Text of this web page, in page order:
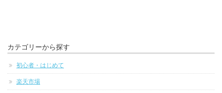
カテゴリーから探す
初心者・はじめて
楽天市場